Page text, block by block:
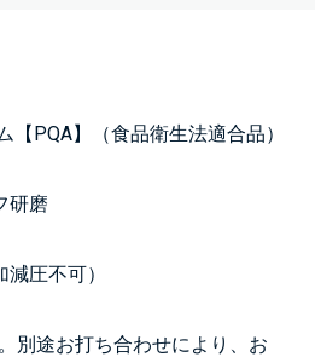
PQA】（食品衛生法適合品）
研磨
圧不可）
別途お打ち合わせにより、お